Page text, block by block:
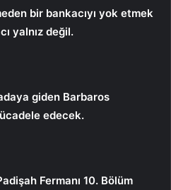
bir bankacıyı yok etmek
yalnız değil.
giden Barbaros
edecek.
Fermanı 10. Bölüm